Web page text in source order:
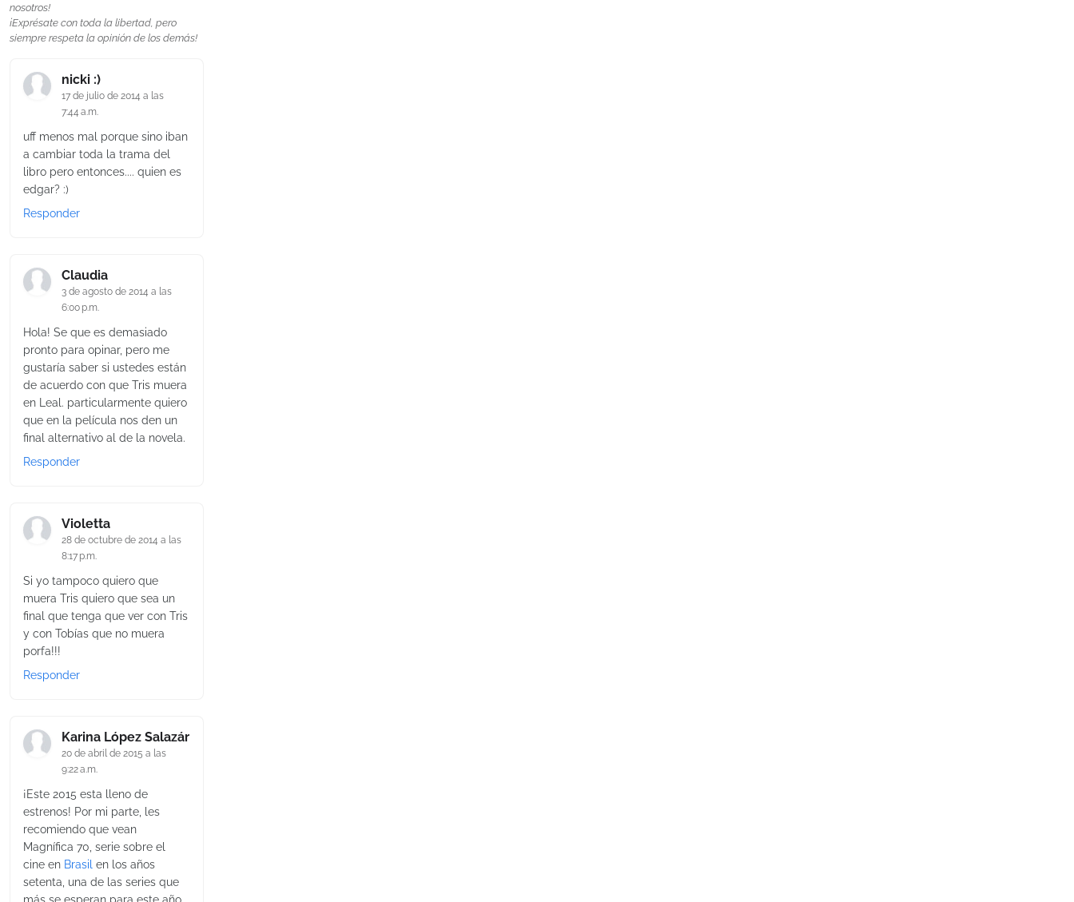
nosotros!
¡Exprésate con toda la libertad, pero
siempre respeta la opinión de los demás!
nicki :)
17 de julio de 2014 a las
7:44 a.m.
uff menos mal porque sino iban
a cambiar toda la trama del
libro pero entonces.... quien es
edgar? :)
Responder
Claudia
3 de agosto de 2014 a las
6:00 p.m.
Hola! Se que es demasiado
pronto para opinar, pero me
gustaría saber si ustedes están
de acuerdo con que Tris muera
en Leal. particularmente quiero
que en la película nos den un
final alternativo al de la novela.
Responder
Violetta
28 de octubre de 2014 a las
8:17 p.m.
Si yo tampoco quiero que
muera Tris quiero que sea un
final que tenga que ver con Tris
y con Tobías que no muera
porfa!!!
Responder
Karina López Salazár
20 de abril de 2015 a las
9:22 a.m.
¡Este 2015 esta lleno de
estrenos! Por mi parte, les
recomiendo que vean
Magnífica 70, serie sobre el
cine en Brasil en los años
setenta, una de las series que